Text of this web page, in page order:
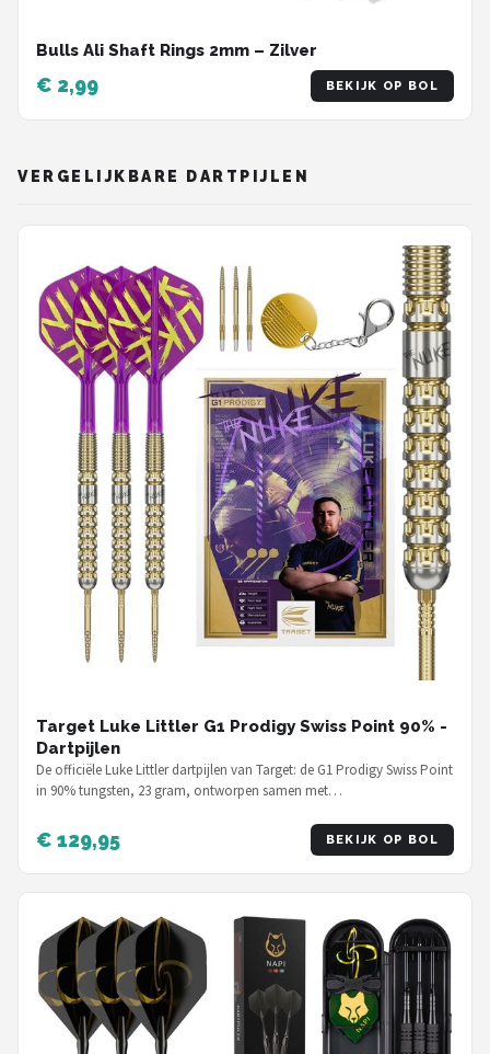
Bulls Ali Shaft Rings 2mm – Zilver
€ 2,99 BEKIJK OP BOL
VERGELIJKBARE DARTPIJLEN
Target Luke Littler G1 Prodigy Swiss Point 90% -
Dartpijlen
De officiële Luke Littler dartpijlen van Target: de G1 Prodigy Swiss Point
in 90% tungsten, 23 gram, ontworpen samen met…
€ 129,95 BEKIJK OP BOL